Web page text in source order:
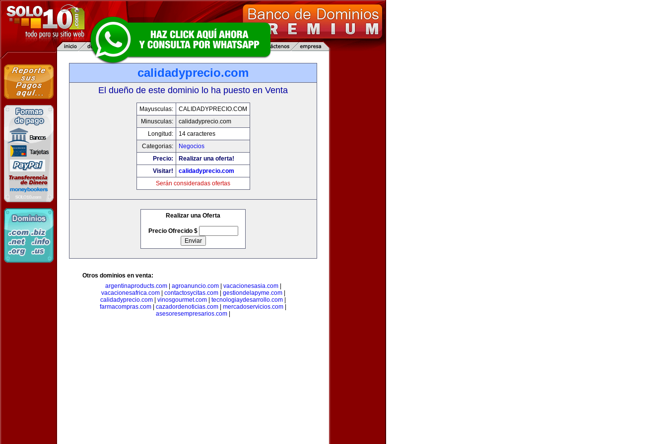
calidadyprecio.com
El dueño de este dominio lo ha puesto en Venta
Mayusculas:
CALIDADYPRECIO.COM
Minusculas:
calidadyprecio.com
Longitud:
14 caracteres
Categorias:
Negocios
Precio:
Realizar una oferta!
Visitar!
calidadyprecio.com
Serán consideradas ofertas
Realizar una Oferta
Precio Ofrecido $
Otros dominios en venta:
argentinaproducts.com| agroanuncio.com| vacacionesasia.com|
vacacionesafrica.com| contactosycitas.com| gestiondelapyme.com|
calidadyprecio.com
vinosgourmet.com tecnologiaydesarrollo.com
farmacompras.com
cazadordenoticias.com mercadoservicios.com
asesoresempresarios.com